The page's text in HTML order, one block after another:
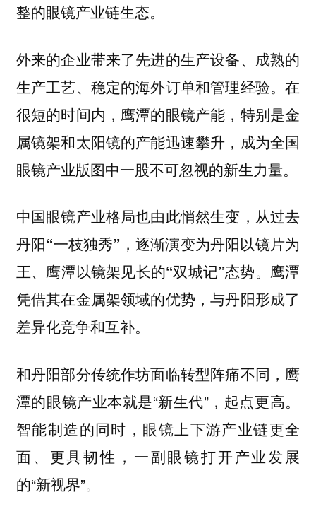
整的眼镜产业链生态。
外来的企业带来了先进的生产设备、成熟的
生产工艺、稳定的海外订单和管理经验。在
很短的时间内，鹰潭的眼镜产能，特别是金
属镜架和太阳镜的产能迅速攀升，成为全国
眼镜产业版图中一股不可忽视的新生力量。
中国眼镜产业格局也由此悄然生变，从过去
丹阳“一枝独秀”，逐渐演变为丹阳以镜片为
王、鹰潭以镜架见长的“双城记”态势。鹰潭
凭借其在金属架领域的优势，与丹阳形成了
差异化竞争和互补。
和丹阳部分传统作坊面临转型阵痛不同，鹰
潭的眼镜产业本就是“新生代”，起点更高。
智能制造的同时，眼镜上下游产业链更全
面、更具韧性，一副眼镜打开产业发展
的“新视界”。